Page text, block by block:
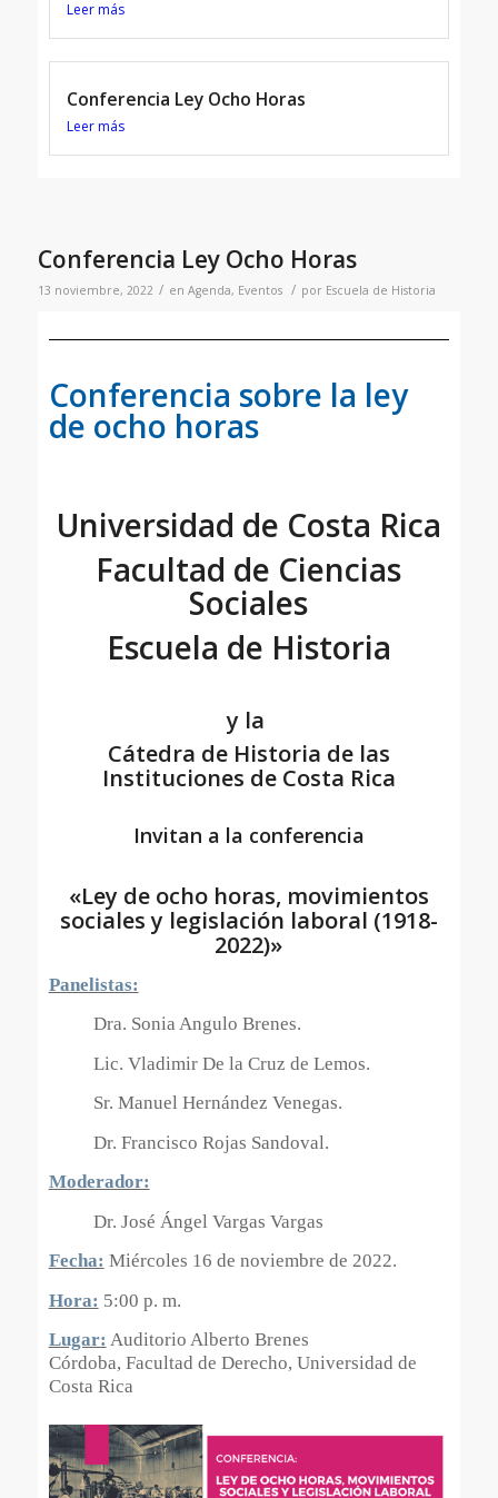
Leer más
Conferencia Ley Ocho Horas
Leer más
Conferencia Ley Ocho Horas
13 noviembre, 2022 / en Agenda, Eventos / por Escuela de Historia
Conferencia sobre la ley
de ocho horas
Universidad de Costa Rica
Facultad de Ciencias
Sociales
Escuela de Historia
y la
Cátedra de Historia de las
Instituciones de Costa Rica
Invitan a la conferencia
«Ley de ocho horas, movimientos
sociales y legislación laboral (1918-
2022)»
Panelistas:
Dra. Sonia Angulo Brenes.
Lic. Vladimir De la Cruz de Lemos.
Sr. Manuel Hernández Venegas.
Dr. Francisco Rojas Sandoval.
Moderador:
Dr. José Ángel Vargas Vargas
Fecha: Miércoles 16 de noviembre de 2022.
Hora: 5:00 p. m.
Lugar: Auditorio Alberto Brenes
Córdoba, Facultad de Derecho, Universidad de
Costa Rica